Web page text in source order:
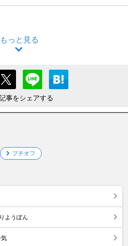
もっと見る
事をシェアする
プチオフ
ようぽん
気